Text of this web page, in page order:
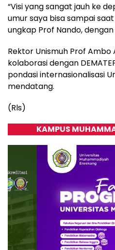
“Visi yang sangat jauh ke
umur saya bisa sampai
ungkap Prof Nando,
Rektor Unismuh Prof
kolaborasi dengan
pondasi internasionalisasi
mendatang.
(Rls)
KAMPUS